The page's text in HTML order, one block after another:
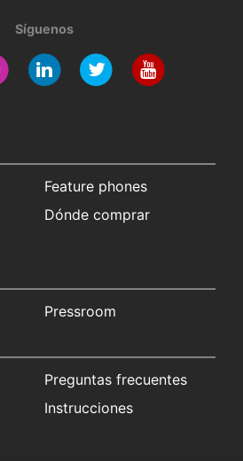
Síguenos
Feature phones
Dónde comprar
Pressroom
Preguntas frecuentes
Instrucciones